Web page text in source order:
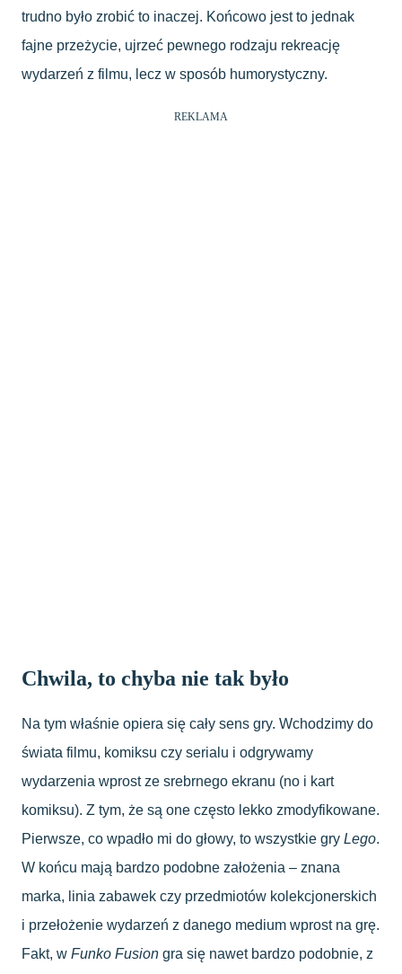
trudno było zrobić to inaczej. Końcowo jest to jednak
fajne przeżycie, ujrzeć pewnego rodzaju rekreację
wydarzeń z filmu, lecz w sposób humorystyczny.
REKLAMA
Chwila, to chyba nie tak było
Na tym właśnie opiera się cały sens gry. Wchodzimy do
świata filmu, komiksu czy serialu i odgrywamy
wydarzenia wprost ze srebrnego ekranu (no i kart
komiksu). Z tym, że są one często lekko zmodyfikowane.
Pierwsze, co wpadło mi do głowy, to wszystkie gry Lego.
W końcu mają bardzo podobne założenia – znana
marka, linia zabawek czy przedmiotów kolekcjonerskich
i przełożenie wydarzeń z danego medium wprost na grę.
Fakt, w Funko Fusion gra się nawet bardzo podobnie, z